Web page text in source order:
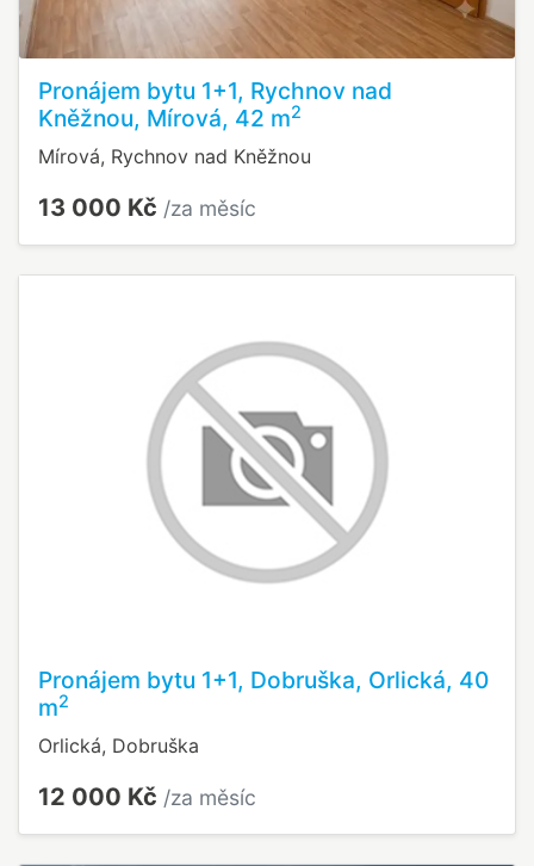
Pronájem bytu 1+1, Rychnov nad
Kněžnou, Mírová, 42 m2
Mírová, Rychnov nad Kněžnou
13 000 Kč /za měsíc
Pronájem bytu 1+1, Dobruška, Orlická, 40
m2
Orlická, Dobruška
12 000 Kč /za měsíc